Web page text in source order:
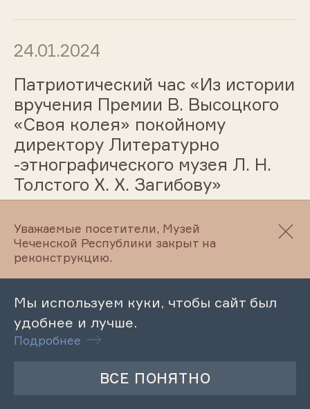
24.01.2024
Патриотический час «Из истории
вручения Премии В. Высоцкого
«Своя колея» покойному
директору Литературно
-этнографического музея Л. Н.
Толстого Х. Х. Загибову»
24.01.2024
Лекция «Участие жителей
станицы Старогладовской в
Великой Отечественной войне»
Уважаемые посетители, Музей
Чеченской Республики закрыт на
реконструкцию.
Мы используем куки, чтобы сайт был
удобнее и лучше.
Подробнее